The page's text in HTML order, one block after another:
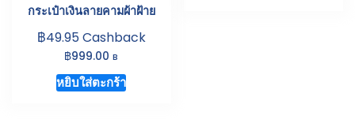
กระเป๋าเงินลายคามผ้าฝ้าย
฿49.95Cashback
฿999.00 B
หยิบใส่ตะกร้า